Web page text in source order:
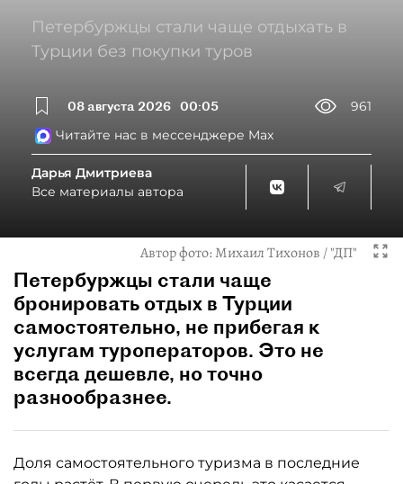
Петербуржцы стали чаще отдыхать в
Турции без покупки туров
08 августа 2026 00:05
961
Читайте нас в мессенджере Max
Дарья Дмитриева
Все материалы автора
Автор фото:Михаил Тихонов / "ДП"
Петербуржцы стали чаще
бронировать отдых в Турции
самостоятельно, не прибегая к
услугам туроператоров. Это не
всегда дешевле, но точно
разнообразнее.
Доля самостоятельного туризма в последние